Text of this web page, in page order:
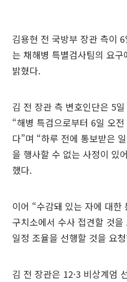
김용현 전 국방부 장관 측이
는 채해병 특별검사팀의 요
밝혔다.
김 전 장관 측 변호인단은 5
“해병 특검으로부터 6일 오
다”며 “하루 전에 통보받은
을 행사할 수 없는 사정이 있
했다.
이어 “수감돼 있는 자에 대한
구치소에서 수사 접견할 것
일정 조율을 선행할 것을 요
김 전 장관은 12·3 비상계엄